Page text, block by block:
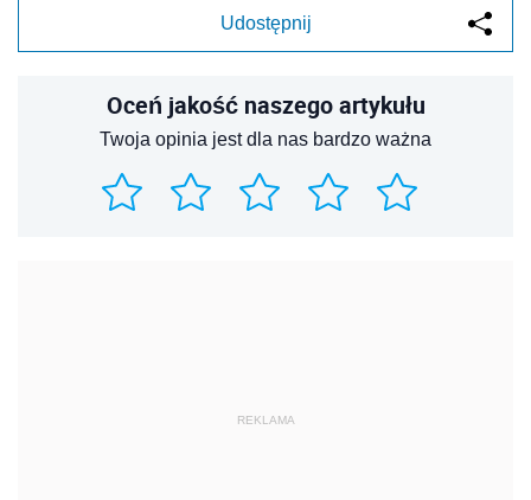
Udostępnij
Oceń jakość naszego artykułu
Twoja opinia jest dla nas bardzo ważna
REKLAMA